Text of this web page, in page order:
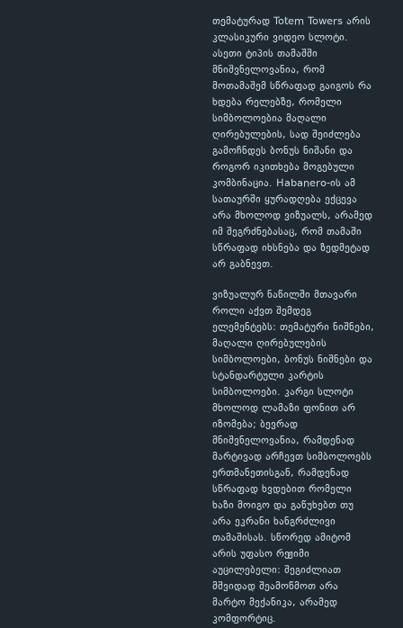
თემატურად Totem Towers არის
კლასიკური ვიდეო სლოტი.
ასეთი ტიპის თამაშში
მნიშვნელოვანია, რომ
მოთამაშემ სწრაფად გაიგოს რა
ხდება რელებზე, რომელი
სიმბოლოებია მაღალი
ღირებულების, სად შეიძლება
გამოჩნდეს ბონუს ნიშანი და
როგორ იკითხება მოგებული
კომბინაცია. Habanero-ის ამ
სათაურში ყურადღება ექცევა
არა მხოლოდ ვიზუალს, არამედ
იმ შეგრძნებასაც, რომ თამაში
სწრაფად იხსნება და ზედმეტად
არ გაბნევთ.
ვიზუალურ ნაწილში მთავარი
როლი აქვთ შემდეგ
ელემენტებს: თემატური ნიშნები,
მაღალი ღირებულების
სიმბოლოები, ბონუს ნიშნები და
სტანდარტული კარტის
სიმბოლოები. კარგი სლოტი
მხოლოდ ლამაზი ფონით არ
იზომება; ბევრად
მნიშვნელოვანია, რამდენად
მარტივად არჩევთ სიმბოლოებს
ერთმანეთისგან, რამდენად
სწრაფად ხვდებით რომელი
ხაზი მოიგო და გაწუხებთ თუ
არა ეკრანი ხანგრძლივი
თამაშისას. სწორედ ამიტომ
არის უფასო რეჟიმი
აუცილებელი: შეგიძლიათ
მშვიდად შეამოწმოთ არა
მარტო მექანიკა, არამედ
კომფორტიც.